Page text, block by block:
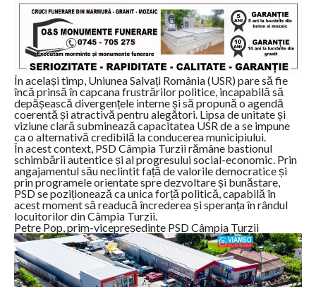
În același timp, Uniunea Salvați România (USR) pare să fie
încă prinsă în capcana frustrărilor politice, incapabilă să
depășească divergențele interne și să propună o agendă
coerentă și atractivă pentru alegători. Lipsa de unitate și
viziune clară subminează capacitatea USR de a se impune
ca o alternativă credibilă la conducerea municipiului.
În acest context, PSD Câmpia Turzii rămâne bastionul
schimbării autentice și al progresului social-economic. Prin
angajamentul său neclintit față de valorile democratice și
prin programele orientate spre dezvoltare și bunăstare,
PSD se poziționează ca unica forță politică, capabilă în
acest moment să readucă încrederea și speranța în rândul
locuitorilor din Câmpia Turzii.
Petre Pop, prim-vicepreședinte PSD Câmpia Turzii